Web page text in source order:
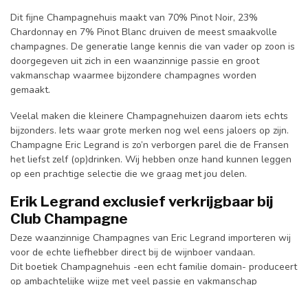
Dit fijne Champagnehuis maakt van 70% Pinot Noir, 23%
Chardonnay en 7% Pinot Blanc druiven de meest smaakvolle
champagnes. De generatie lange kennis die van vader op zoon is
doorgegeven uit zich in een waanzinnige passie en groot
vakmanschap waarmee bijzondere champagnes worden
gemaakt.
Veelal maken die kleinere Champagnehuizen daarom iets echts
bijzonders. Iets waar grote merken nog wel eens jaloers op zijn.
Champagne Eric Legrand is zo’n verborgen parel die de Fransen
het liefst zelf (op)drinken. Wij hebben onze hand kunnen leggen
op een prachtige selectie die we graag met jou delen.
Erik Legrand exclusief verkrijgbaar bij
Club Champagne
Deze waanzinnige Champagnes van Eric Legrand importeren wij
voor de echte liefhebber direct bij de wijnboer vandaan.
Dit boetiek Champagnehuis -een echt familie domain- produceert
op ambachtelijke wijze met veel passie en vakmanschap